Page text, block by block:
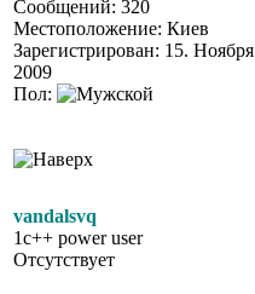
Сообщений: 320
Местоположение: Киев
Зарегистрирован: 15. Ноября
2009
Пол:
vandalsvq
1c++ power user
Отсутствует